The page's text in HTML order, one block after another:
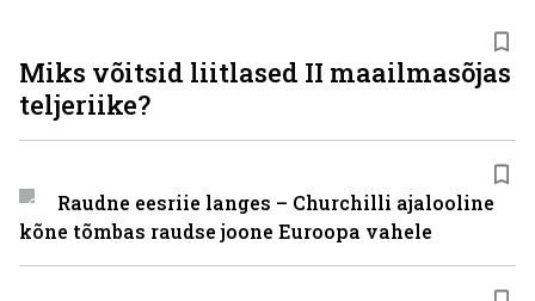
Miks võitsid liitlased II maailmasõjas
teljeriike?
Raudne eesriie langes – Churchilli ajalooline
kõne tõmbas raudse joone Euroopa vahele